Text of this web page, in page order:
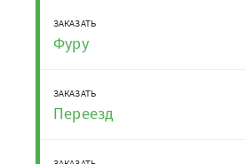
ЗАКАЗАТЬ
Фуру
ЗАКАЗАТЬ
Переезд